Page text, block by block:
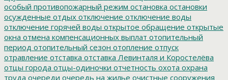
особый противопожарный режим остановка остановки
осужденные отдых отключение отключение воды
отключение горячей воды открытое обращение открытые
окна отмена компенсационных выплат отопительный
период отопительный сезон отопление отпуск
отравление отставка отставка Левинталя и Коростелёва
отцы города отцы-одиночки отчетность охота охрана
труда очереди очередь на жилье очистные сооружения